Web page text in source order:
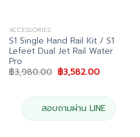
ACCESSORIES
S1 Single Hand Rail Kit / S1
Lefeet Dual Jet Rail Water
Pro
฿3,980.00 Original
price
฿3,980.00.
฿3,582.00Current
฿3,582.00.
สอบถามผ่าน LINE